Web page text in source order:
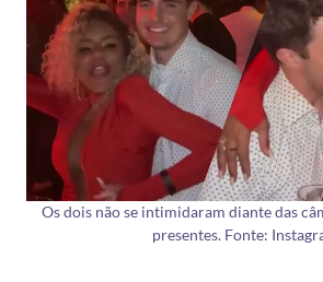
Os dois não se intimidaram diante das
presentes. Fonte: